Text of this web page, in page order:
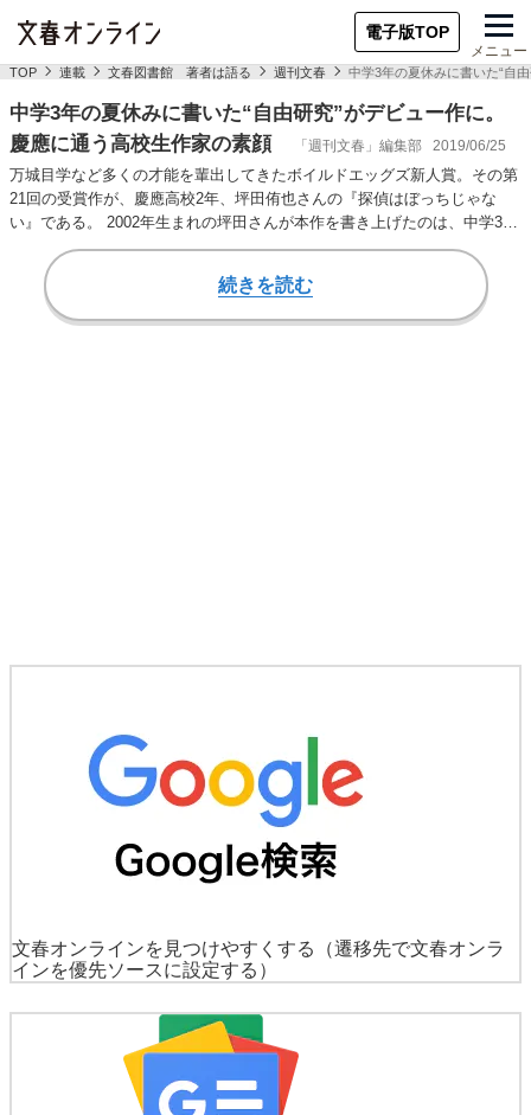
電子版TOP
メニュー
TOP 連載 文春図書館 著者は語る 週刊文春 中学3年の夏休みに書いた“自
中学3年の夏休みに書いた“自由研究”がデビュー作に。
慶應に通う高校生作家の素顔
「週刊文春」編集部 2019/06/25
万城目学など多くの才能を輩出してきたボイルドエッグズ新人賞。その第
21回の受賞作が、慶應高校2年、坪田侑也さんの『探偵はぼっちじゃな
い』である。 2002年生まれの坪田さんが本作を書き上げたのは、中学3年
の夏休み、…
続きを読む
文春オンラインを見つけやすくする
（遷移先で文春オンラ
インを優先ソースに設定する）